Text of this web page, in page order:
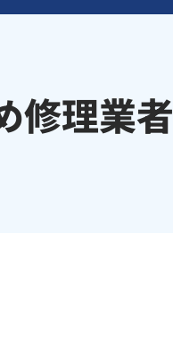
修理業者